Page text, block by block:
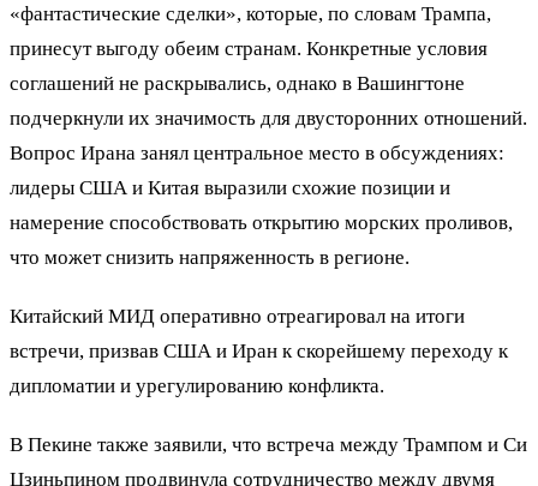
«фантастические сделки», которые, по словам Трампа,
принесут выгоду обеим странам. Конкретные условия
соглашений не раскрывались, однако в Вашингтоне
подчеркнули их значимость для двусторонних отношений.
Вопрос Ирана занял центральное место в обсуждениях:
лидеры США и Китая выразили схожие позиции и
намерение способствовать открытию морских проливов,
что может снизить напряженность в регионе.
Китайский МИД оперативно отреагировал на итоги
встречи, призвав США и Иран к скорейшему переходу к
дипломатии и урегулированию конфликта.
В Пекине также заявили, что встреча между Трампом и Си
Цзиньпином продвинула сотрудничество между двумя